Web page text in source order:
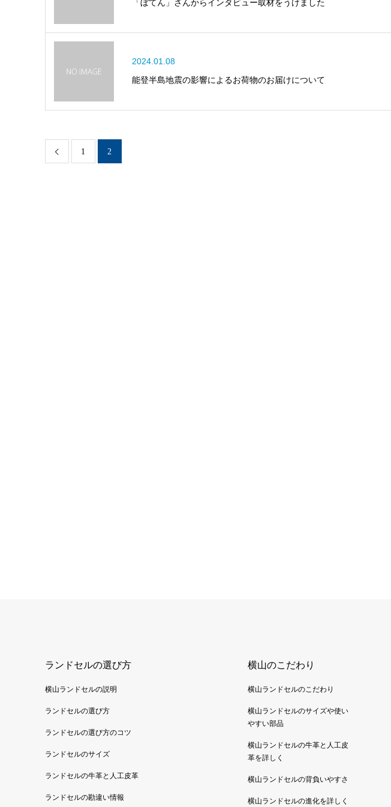
「ぼてん」さんからインタビュー取材をうけました
2024.01.08
能登半島地震の影響によるお荷物のお届けについて
 1 2
ランドセルの選び方
横山ランドセルの説明
ランドセルの選び方
ランドセルの選び方のコツ
ランドセルのサイズ
ランドセルの牛革と人工皮革
ランドセルの勘違い情報
横山のこだわり
横山ランドセルのこだわり
横山ランドセルのサイズや使い
やすい部品
横山ランドセルの牛革と人工皮
革を詳しく
横山ランドセルの背負いやすさ
横山ランドセルの進化を詳しく